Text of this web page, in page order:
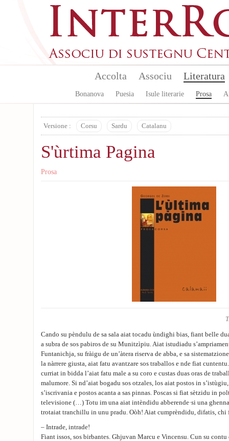
Accolta Associu Literatura
Bonanova Puesia Isule literarie Prosa
Versione : Corsu Sardu Catalanu
S'ùrtima Pagina
Prosa
Cando su pèndulu de sa sala aiat tocadu ùndighi bias, fiant belle
a subra de sos pabiros de su Munitzìpiu. Aiat istudiadu
Funtanichja, su fràigu de un’àtera riserva de abba, e sa
la nàrrere giusta, aiat fatu avantzare sos traballos e nde fiat
curriat in bidda l’aiat fatu male a su coro e custas duas oras de
malumore. Si nd’aiat bogadu sos otzales, los aiat postos in
s’iscrivania e postos acanta a sas pinnas. Poscas si fiat sètzidu in
televisione (…) Totu im una aiat intèndidu abberende·si una
trotaiat tranchillu in unu pradu. Oòh! Aiat cumprèndidu, difatis, chi
– Intrade, intrade!
Fiant issos, sos birbantes. Ghjuvan Marcu e Vincensu. Cun su